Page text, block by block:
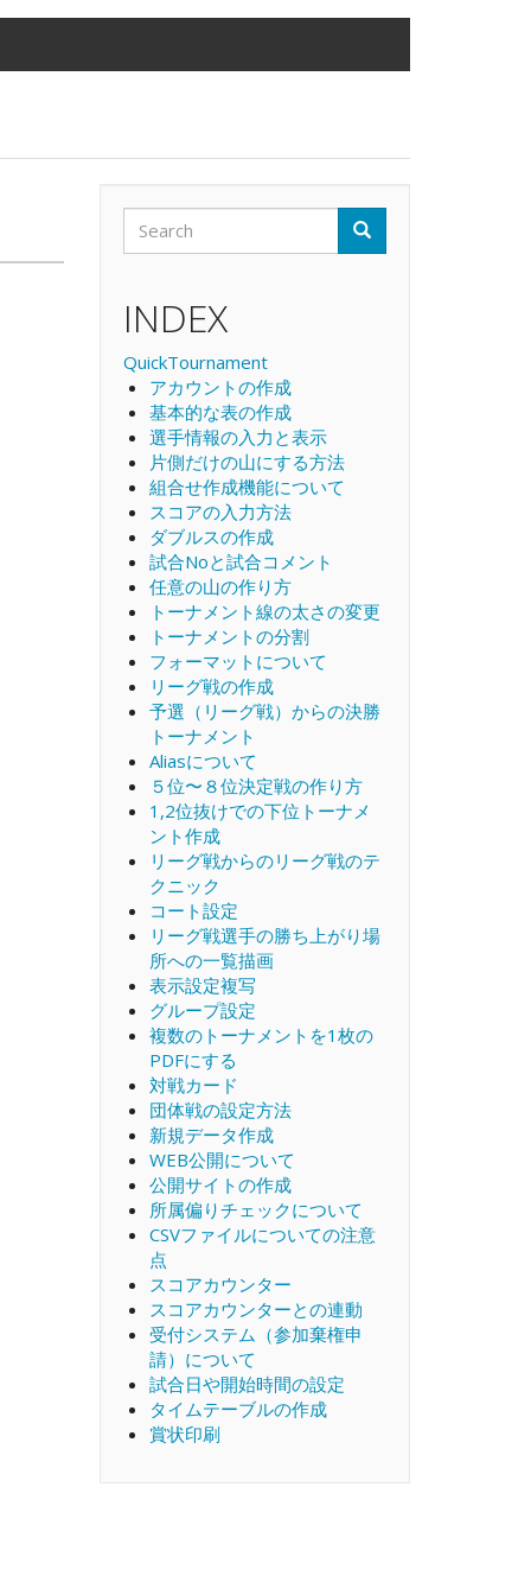
Search
Search
Search
INDEX
QuickTournament
アカウントの作成
基本的な表の作成
選手情報の入力と表示
片側だけの山にする方法
組合せ作成機能について
スコアの入力方法
ダブルスの作成
試合Noと試合コメント
任意の山の作り方
トーナメント線の太さの変更
トーナメントの分割
フォーマットについて
リーグ戦の作成
予選（リーグ戦）からの決勝
トーナメント
Aliasについて
５位〜８位決定戦の作り方
1,2位抜けでの下位トーナメ
ント作成
リーグ戦からのリーグ戦のテ
クニック
コート設定
リーグ戦選手の勝ち上がり場
所への一覧描画
表示設定複写
グループ設定
複数のトーナメントを1枚の
PDFにする
対戦カード
団体戦の設定方法
新規データ作成
WEB公開について
公開サイトの作成
所属偏りチェックについて
CSVファイルについての注意
点
スコアカウンター
スコアカウンターとの連動
受付システム（参加棄権申
請）について
試合日や開始時間の設定
タイムテーブルの作成
賞状印刷